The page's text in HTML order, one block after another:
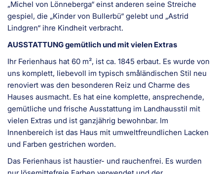
„Michel von Lönneberga“ einst anderen seine Streiche
gespiel, die „Kinder von Bullerbü“ gelebt und „Astrid
Lindgren“ ihre Kindheit verbracht.
AUSSTATTUNG gemütlich und mit vielen Extras
Ihr Ferienhaus hat 60 m², ist ca. 1845 erbaut. Es wurde von
uns komplett, liebevoll im typisch småländischen Stil neu
renoviert was den besonderen Reiz und Charme des
Hauses ausmacht. Es hat eine komplette, ansprechende,
gemütliche und frische Ausstattung im Landhausstil mit
vielen Extras und ist ganzjährig bewohnbar. Im
Innenbereich ist das Haus mit umweltfreundlichen Lacken
und Farben gestrichen worden.
Das Ferienhaus ist haustier- und rauchenfrei. Es wurden